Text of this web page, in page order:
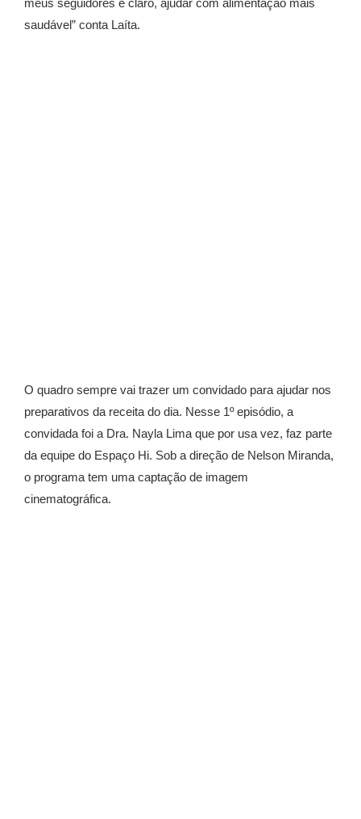
saudável” conta Laíta.
O quadro sempre vai trazer um convidado para ajudar nos
preparativos da receita do dia. Nesse 1º episódio, a
convidada foi a Dra. Nayla Lima que por usa vez, faz parte
da equipe do Espaço Hi. Sob a direção de Nelson Miranda,
o programa tem uma captação de imagem
cinematográfica.